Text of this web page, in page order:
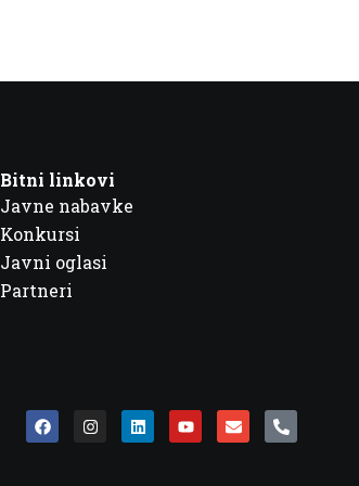
Bitni linkovi
Javne nabavke
Konkursi
Javni oglasi
Partneri